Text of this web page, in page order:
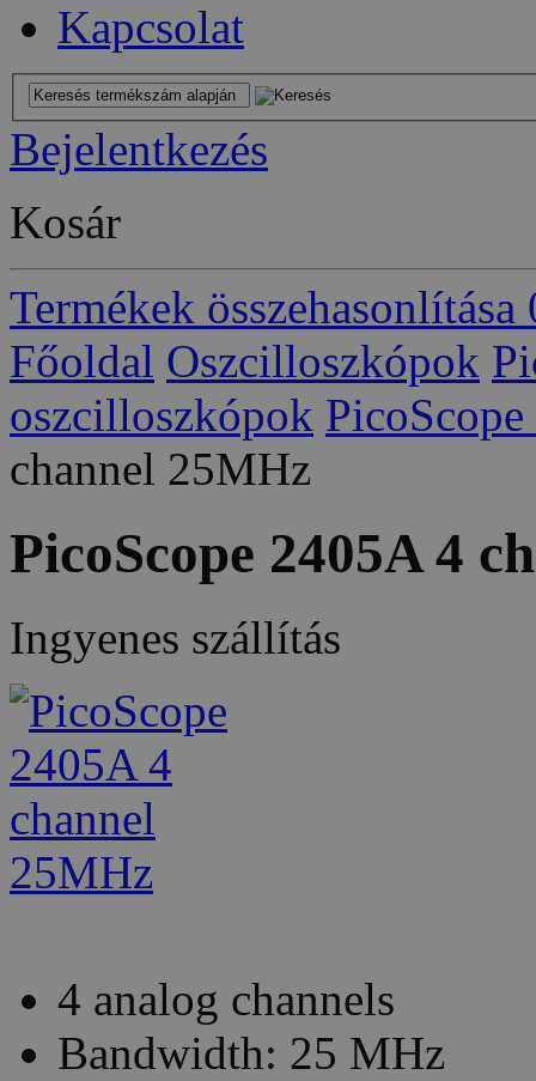
Kapcsolat
Bejelentkezés
Kosár
Termékek összehasonlítása
Főoldal Oszcilloszkópok
oszcilloszkópok
channel 25MHz
PicoScope 2405A 4
Ingyenes szállítás
4 analog channels
Bandwidth: 25 MHz